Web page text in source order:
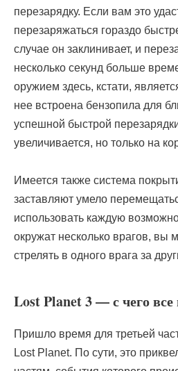
перезарядку. Если вам это
перезаряжаться гораздо
случае он заклинивает, и
несколько секунд больше
оружием здесь, кстати,
нее встроена бензопила для
успешной быстрой
увеличивается, но только на
Имеется также система
заставляют умело
использовать каждую
окружат несколько врагов, вы
стрелять в одного врага за
Lost Planet 3 — с чего все
Пришло время для третьей
Lost Planet. По сути, это